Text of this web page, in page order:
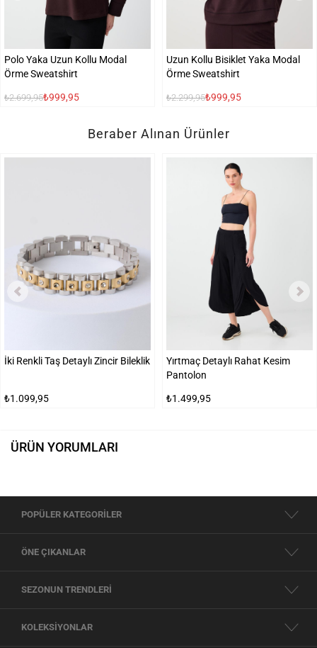
Polo Yaka Uzun Kollu Modal
Örme Sweatshirt
₺2.699,95₺999,95
Uzun Kollu Bisiklet Yaka Modal
Örme Sweatshirt
₺2.299,95₺999,95
Beraber Alınan Ürünler
İki Renkli Taş Detaylı Zincir Bileklik
₺1.099,95
Yırtmaç Detaylı Rahat Kesim
Pantolon
₺1.499,95
ÜRÜN YORUMLARI
POPÜLER KATEGORİLER
ÖNE ÇIKANLAR
SEZONUN TRENDLERİ
KOLEKSİYONLAR